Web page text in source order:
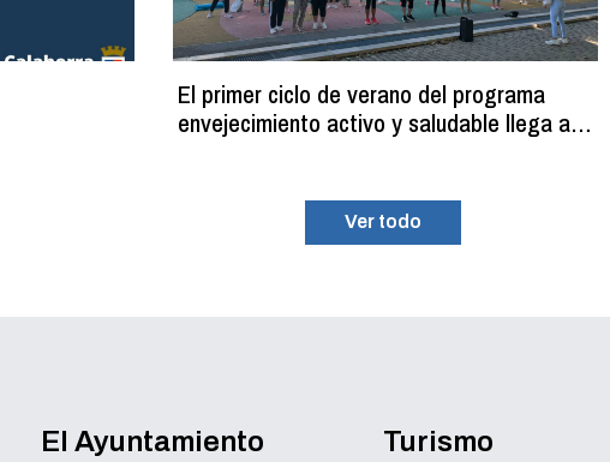
El primer ciclo de verano del programa
envejecimiento activo y saludable llega a
Ver todo
El Ayuntamiento Turismo